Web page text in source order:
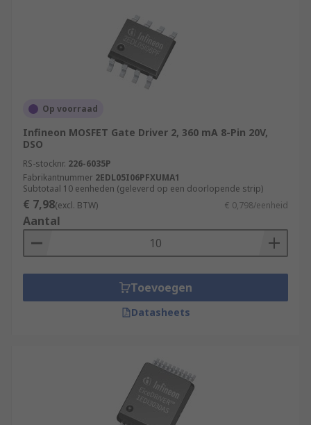
Op voorraad
Infineon MOSFET Gate Driver 2, 360 mA 8-Pin 20V,
DSO
RS-stocknr. 226-6035P
Fabrikantnummer 2EDL05I06PFXUMA1
Subtotaal 10 eenheden (geleverd op een doorlopende strip)
€ 7,98(excl. BTW) € 0,798/eenheid
Aantal
Toevoegen
Datasheets